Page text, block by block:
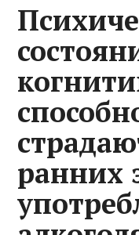
ранних